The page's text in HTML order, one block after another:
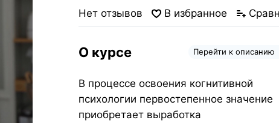
Нет отзывов В избранное
О курсе Перейти к описанию
В процессе освоения когнитивной
психологии первостепенное значение
приобретает выработка